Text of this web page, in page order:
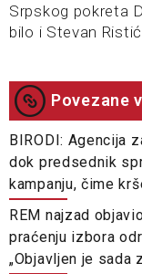
Srpskog pokreta
bilo i Stevan
Povezane
BIRODI: Agencija
dok predsednik
kampanju, čime
REM najzad
praćenju izbora
„Objavljen je sada